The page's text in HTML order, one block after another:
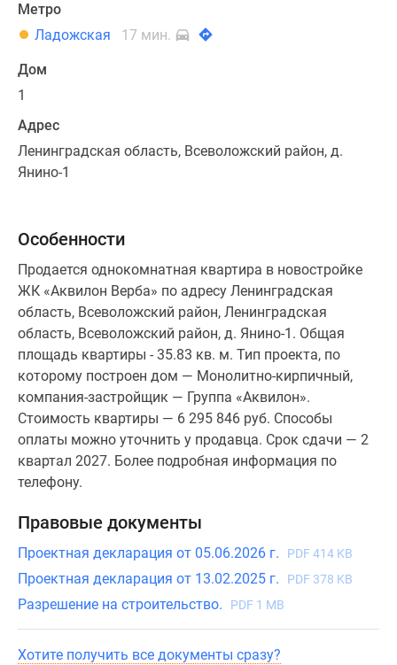
Метро
Ладожская
17 мин.
Дом
1
Адрес
Ленинградская область, Всеволожский район, д.
Янино-1
Особенности
Продается однокомнатная квартира в новостройке
ЖК «Аквилон Верба» по адресу Ленинградская
область, Всеволожский район, Ленинградская
область, Всеволожский район, д. Янино-1. Общая
площадь квартиры - 35.83 кв. м. Тип проекта, по
которому построен дом — Монолитно-кирпичный,
компания-застройщик — Группа «Аквилон».
Стоимость квартиры — 6 295 846 руб. Способы
оплаты можно уточнить у продавца. Срок сдачи — 2
квартал 2027. Более подробная информация по
телефону.
Правовые документы
Проектная декларация от 05.06.2026 г. PDF 414 KB
Проектная декларация от 13.02.2025 г. PDF 378 KB
Разрешение на строительство. PDF 1 MB
Хотите получить все документы сразу?